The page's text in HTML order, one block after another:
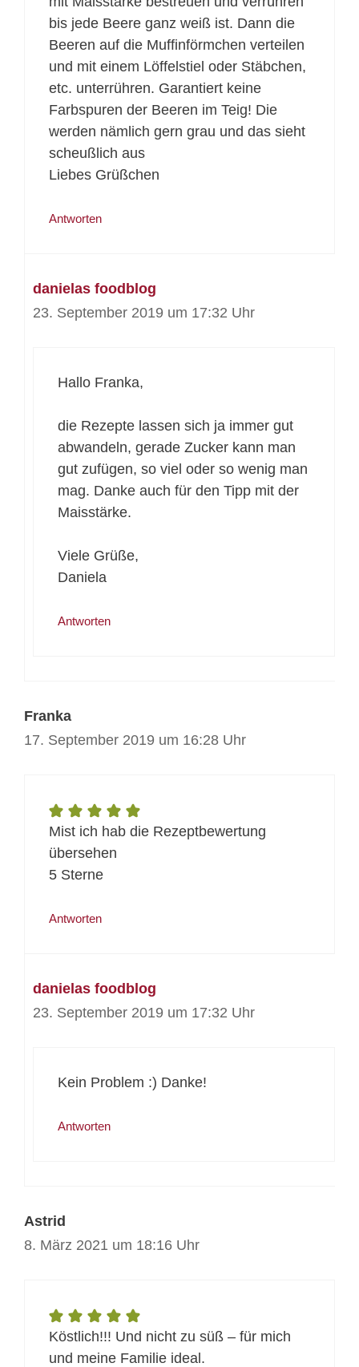
bis jede Beere ganz weiß ist. Dann die
Beeren auf die Muffinförmchen verteilen
und mit einem Löffelstiel oder Stäbchen,
etc. unterrühren. Garantiert keine
Farbspuren der Beeren im Teig! Die
werden nämlich gern grau und das sieht
scheußlich aus
Liebes Grüßchen
Antworten
danielas foodblog
23. September 2019 um 17:32 Uhr
Hallo Franka,
die Rezepte lassen sich ja immer gut
abwandeln, gerade Zucker kann man
gut zufügen, so viel oder so wenig man
mag. Danke auch für den Tipp mit der
Maisstärke.
Viele Grüße,
Daniela
Antworten
Franka
17. September 2019 um 16:28 Uhr
Mist ich hab die Rezeptbewertung
übersehen
5 Sterne
Antworten
danielas foodblog
23. September 2019 um 17:32 Uhr
Kein Problem :) Danke!
Antworten
Astrid
8. März 2021 um 18:16 Uhr
Köstlich!!! Und nicht zu süß – für mich
und meine Familie ideal.